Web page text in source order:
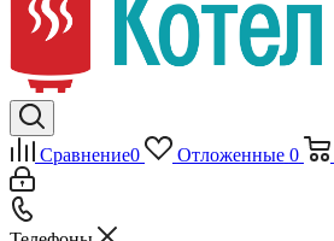
Сравнение0 Отложенные 0